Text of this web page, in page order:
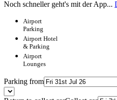
Noch schneller geht's mit der App...
Airport
Parking
Airport Hotel
& Parking
Airport
Lounges
Parking from